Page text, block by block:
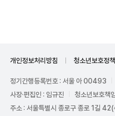
개인정보처리방침 청소년보호정책
정기간행등록번호 : 서울 아 00493
사장·편집인 : 임규진
청소년보호책
주소 : 서울특별시 종로구 종로 1길